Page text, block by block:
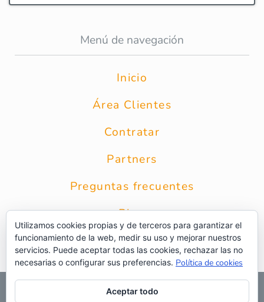
Menú de navegación
Inicio
Área Clientes
Contratar
Partners
Preguntas frecuentes
Blog
Contacto
© 2026 Grupo Intercobros|Calle Zurbarán 8 1* Planta 28010
|Política de privacidad
Utilizamos cookies propias y de terceros para garantizar el
funcionamiento de la web, medir su uso y mejorar nuestros
servicios. Puede aceptar todas las cookies, rechazar las no
necesarias o configurar sus preferencias. Política de cookies
Aceptar todo